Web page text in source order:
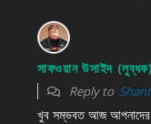
সাফওয়ান উসাইদ (লুব্ধক)
Reply to
খুব সম্ভবত আজ আপনাদের